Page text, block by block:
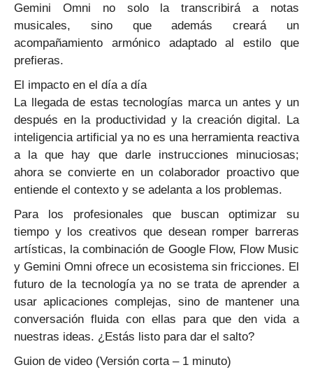
Gemini Omni no solo la transcribirá a notas
musicales, sino que además creará un
acompañamiento armónico adaptado al estilo que
prefieras.
El impacto en el día a día
La llegada de estas tecnologías marca un antes y un
después en la productividad y la creación digital. La
inteligencia artificial ya no es una herramienta reactiva
a la que hay que darle instrucciones minuciosas;
ahora se convierte en un colaborador proactivo que
entiende el contexto y se adelanta a los problemas.
Para los profesionales que buscan optimizar su
tiempo y los creativos que desean romper barreras
artísticas, la combinación de Google Flow, Flow Music
y Gemini Omni ofrece un ecosistema sin fricciones. El
futuro de la tecnología ya no se trata de aprender a
usar aplicaciones complejas, sino de mantener una
conversación fluida con ellas para que den vida a
nuestras ideas. ¿Estás listo para dar el salto?
Guion de video (Versión corta – 1 minuto)